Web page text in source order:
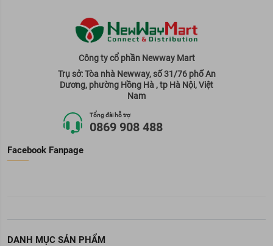
Công ty cổ phần Newway Mart
Trụ sở: Tòa nhà Newway, số 31/76 phố An
Dương, phường Hồng Hà , tp Hà Nội, Việt
Nam
Tổng đài hỗ trợ
0869 908 488
Facebook Fanpage
DANH MỤC SẢN PHẨM